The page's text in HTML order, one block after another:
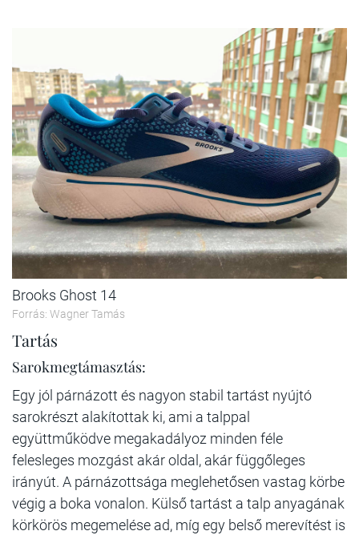
Brooks Ghost 14
Forrás: Wagner Tamás
Tartás
Sarokmegtámasztás:
Egy jól párnázott és nagyon stabil tartást nyújtó
sarokrészt alakítottak ki, ami a talppal
együttműködve megakadályoz minden féle
felesleges mozgást akár oldal, akár függőleges
irányút. A párnázottsága meglehetősen vastag körbe
végig a boka vonalon. Külső tartást a talp anyagának
körkörös megemelése ad, míg egy belső merevítést is